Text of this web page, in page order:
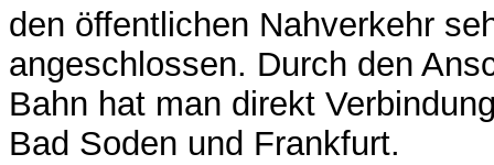
den öffentlichen Nahverkehr
angeschlossen. Durch den
Bahn hat man direkt
Bad Soden und Frankfurt.